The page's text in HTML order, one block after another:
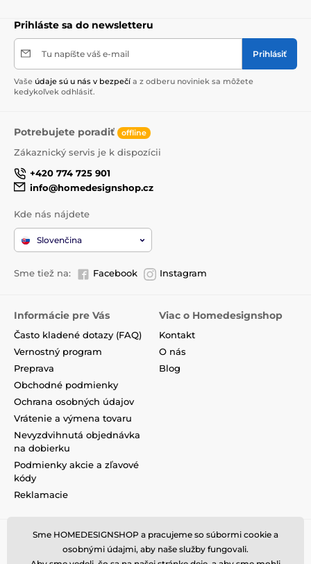
Produkt je zaradený v kategóriách
VÔNA V AKCII
Prihláste sa do newsletteru
Tu napíšte váš e-mail Prihlásiť
Vaše údaje sú u nás v bezpečí a z odberu noviniek sa môžete
kedykoľvek odhlásiť.
Potrebujete poradiť offline
Zákaznický servis je k dispozícii
+420 774 725 901
info@homedesignshop.cz
Kde nás nájdete
Slovenčina
Sme tiež na: Facebook Instagram
Informácie pre Vás
Často kladené dotazy (FAQ)
Vernostný program
Preprava
Obchodné podmienky
Ochrana osobných údajov
Vrátenie a výmena tovaru
Nevyzdvihnutá objednávka
na dobierku
Podmienky akcie a zľavové
kódy
Reklamacie
Viac o Homedesignshop
Kontakt
O nás
Blog
Sme HOMEDESIGNSHOP a pracujeme so súbormi cookie a
osobnými údajmi, aby naše služby fungovali.